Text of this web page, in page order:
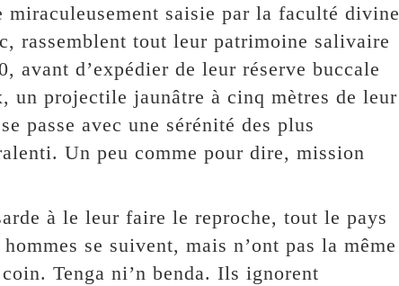
saisie par la faculté divine
rassemblent tout leur patrimoine salivaire
avant d’expédier de leur réserve buccale
un projectile jaunâtre à cinq mètres de leur
passe avec une sérénité des plus
Un peu comme pour dire, mission
à le leur faire le reproche, tout le pays
se suivent, mais n’ont pas la même
Tenga ni’n benda. Ils ignorent